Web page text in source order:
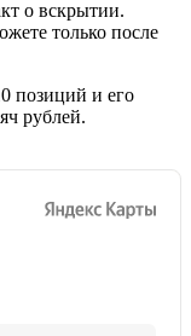
о вскрытии.
только после
позиций и его
рублей.